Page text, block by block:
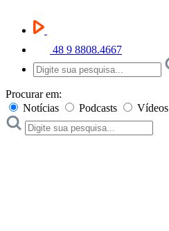
48 9 8808.4667
Procurar em:
Notícias
Podcasts Vídeos